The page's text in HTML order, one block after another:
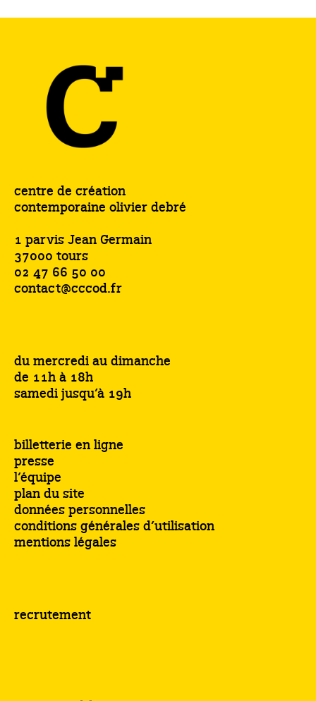
centre de création
contemporaine olivier debré
1 parvis Jean Germain
37000 tours
02 47 66 50 00
contact@cccod.fr
du mercredi au dimanche
de 11h à 18h
samedi jusqu’à 19h
billetterie en ligne
presse
l’équipe
plan du site
données personnelles
conditions générales d’utilisation
mentions légales
recrutement